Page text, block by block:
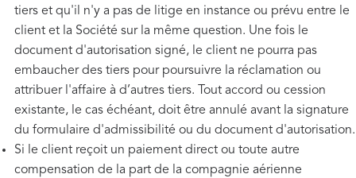
tiers et qu'il n'y a pas de litige en instance ou prévu entre le
client et la Société sur la même question. Une fois le
document d'autorisation signé, le client ne pourra pas
embaucher des tiers pour poursuivre la réclamation ou
attribuer l'affaire à d’autres tiers. Tout accord ou cession
existante, le cas échéant, doit être annulé avant la signature
du formulaire d'admissibilité ou du document d'autorisation.
Si le client reçoit un paiement direct ou toute autre
compensation de la part de la compagnie aérienne